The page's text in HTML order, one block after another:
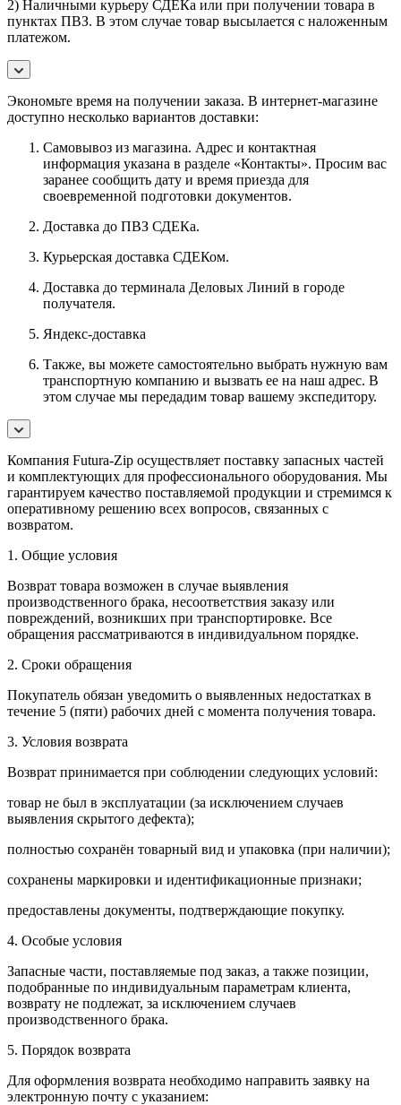
2) Наличными курьеру СДЕКа или при получении товара в
пунктах ПВЗ. В этом случае товар высылается с наложенным
платежом.
Экономьте время на получении заказа. В интернет-магазине
доступно несколько вариантов доставки:
Самовывоз из магазина. Адрес и контактная
информация указана в разделе «Контакты». Просим вас
заранее сообщить дату и время приезда для
своевременной подготовки документов.
Доставка до ПВЗ СДЕКа.
Курьерская доставка СДЕКом.
Доставка до терминала Деловых Линий в городе
получателя.
Яндекс-доставка
Также, вы можете самостоятельно выбрать нужную вам
транспортную компанию и вызвать ее на наш адрес. В
этом случае мы передадим товар вашему экспедитору.
Компания Futura-Zip осуществляет поставку запасных частей
и комплектующих для профессионального оборудования. Мы
гарантируем качество поставляемой продукции и стремимся к
оперативному решению всех вопросов, связанных с
возвратом.
1. Общие условия
Возврат товара возможен в случае выявления
производственного брака, несоответствия заказу или
повреждений, возникших при транспортировке. Все
обращения рассматриваются в индивидуальном порядке.
2. Сроки обращения
Покупатель обязан уведомить о выявленных недостатках в
течение 5 (пяти) рабочих дней с момента получения товара.
3. Условия возврата
Возврат принимается при соблюдении следующих условий:
товар не был в эксплуатации (за исключением случаев
выявления скрытого дефекта);
полностью сохранён товарный вид и упаковка (при наличии);
сохранены маркировки и идентификационные признаки;
предоставлены документы, подтверждающие покупку.
4. Особые условия
Запасные части, поставляемые под заказ, а также позиции,
подобранные по индивидуальным параметрам клиента,
возврату не подлежат, за исключением случаев
производственного брака.
5. Порядок возврата
Для оформления возврата необходимо направить заявку на
электронную почту с указанием: